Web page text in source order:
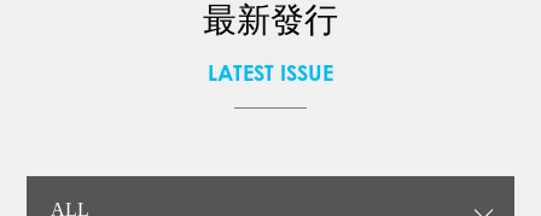
最新發行
LATEST ISSUE
ALL